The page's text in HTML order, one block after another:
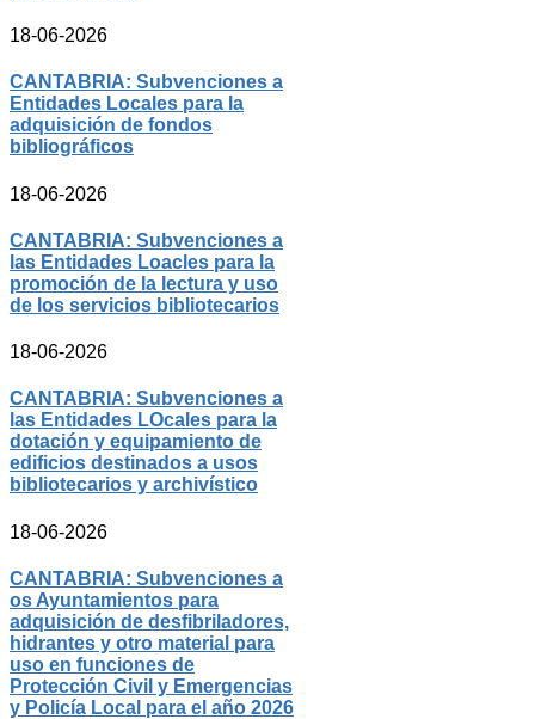
18-06-2026
CANTABRIA: Subvenciones a
Entidades Locales para la
adquisición de fondos
bibliográficos
18-06-2026
CANTABRIA: Subvenciones a
las Entidades Loacles para la
promoción de la lectura y uso
de los servicios bibliotecarios
18-06-2026
CANTABRIA: Subvenciones a
las Entidades LOcales para la
dotación y equipamiento de
edificios destinados a usos
bibliotecarios y archivístico
18-06-2026
CANTABRIA: Subvenciones a
os Ayuntamientos para
adquisición de desfibriladores,
hidrantes y otro material para
uso en funciones de
Protección Civil y Emergencias
y Policía Local para el año 2026